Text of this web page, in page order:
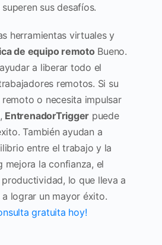
sus desafíos.
herramientas virtuales y
de equipo remoto Bueno.
a liberar todo el
remotos. Si su
o necesita impulsar
EntrenadorTrigger puede
También ayudan a
entre el trabajo y la
mejora la confianza, el
lo que lleva a
lograr un mayor éxito.
gratuita hoy!